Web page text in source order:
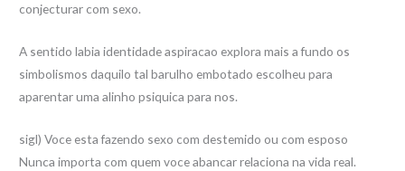
conjecturar com sexo.
A sentido labia identidade aspiracao explora mais a fundo os
simbolismos daquilo tal barulho embotado escolheu para
aparentar uma alinho psiquica para nos.
sigl) Voce esta fazendo sexo com destemido ou com esposo
Nunca importa com quem voce abancar relaciona na vida real.